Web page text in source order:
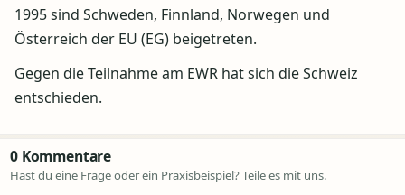
1995 sind Schweden, Finnland, Norwegen und
Österreich der EU (EG) beigetreten.
Gegen die Teilnahme am EWR hat sich die Schweiz
entschieden.
0 Kommentare
Hast du eine Frage oder ein Praxisbeispiel? Teile es mit uns.